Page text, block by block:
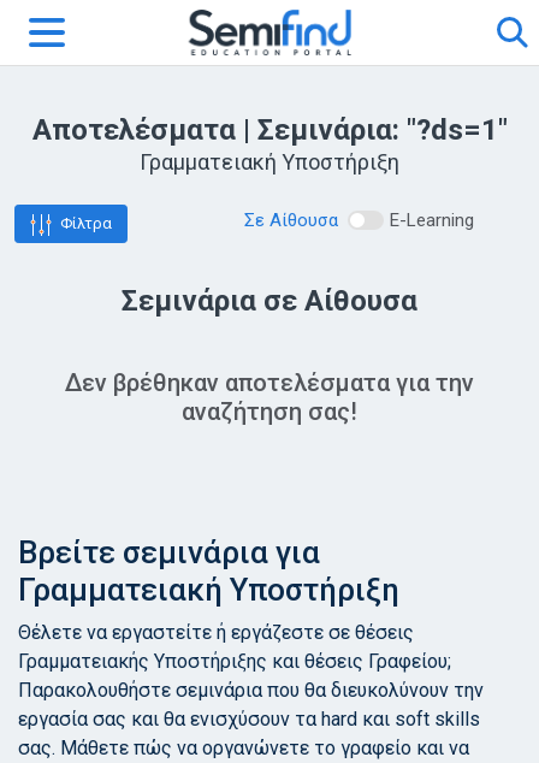
Αποτελέσματα | Σεμινάρια: "?ds=1"
Γραμματειακή Υποστήριξη
Φίλτρα Σε Αίθουσα E-Learning
Σεμινάρια σε Αίθουσα
Δεν βρέθηκαν αποτελέσματα για την
αναζήτηση σας!
Βρείτε σεμινάρια για
Γραμματειακή Υποστήριξη
Θέλετε να εργαστείτε ή εργάζεστε σε θέσεις
Γραμματειακής Υποστήριξης και θέσεις Γραφείου;
Παρακολουθήστε σεμινάρια που θα διευκολύνουν την
εργασία σας και θα ενισχύσουν τα hard και soft skills
σας. Μάθετε πώς να οργανώνετε το γραφείο και να